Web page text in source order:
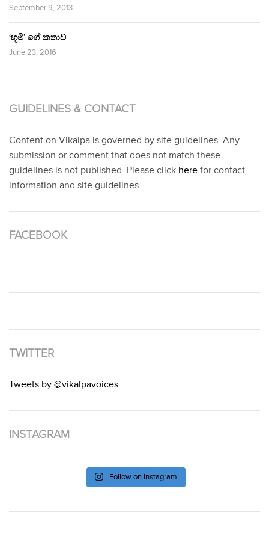
September 9, 2013
‘භූමි’ ගේ කතාව
June 23, 2016
GUIDELINES & CONTACT
Content on Vikalpa is governed by site guidelines. Any
submission or comment that does not match these
guidelines is not published. Please click here for contact
information and site guidelines.
FACEBOOK
TWITTER
Tweets by @vikalpavoices
INSTAGRAM
Follow on Instagram